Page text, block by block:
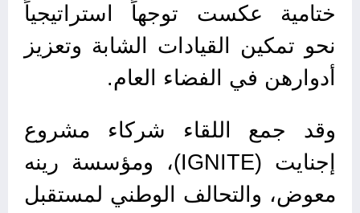
ختامية عكست توجهاً استراتيجياً
نحو تمكين القيادات الشابة وتعزيز
أدوارهن في الفضاء العام.
وقد جمع اللقاء شركاء مشروع
إجنايت (IGNITE)، ومؤسسة رينه
معوض، والتحالف الوطني لمستقبل